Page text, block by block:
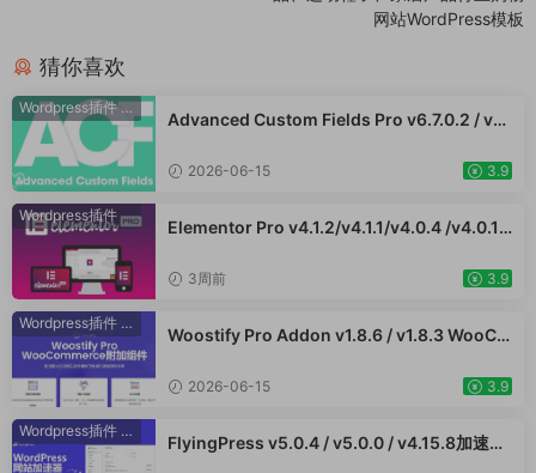
网站WordPress模板
猜你喜欢
Wordpress插件· WooCommerce插件
Advanced Custom Fields Pro v6.7.0.2 / v6.
12 高级自定义字段专业版Wordpress插件AC
2026-06-15 3.9
Wordpress插件
Elementor Pro v4.1.2/v4.1.1/v4.0.4 /v4.0.1 /
/ v3.29.2 / v3.29.1 / v3.29.0 / v3.28.x /3.27.
ess主题模板编辑神器页面生成器插件 wp响应
式主题模板编辑生成器 公司主题模板外贸跨境
3周前 3.9
Wordpress插件 WooCommerce插件
Woostify Pro Addon v1.8.6 / v1.8.3 WooCo
好的性能和更高的转化率 外贸跨境电商插件
2026-06-15 3.9
Wordpress插件 WooCommerce插件
FlyingPress v5.0.4 / v5.0.0 / v4.15.8加速W